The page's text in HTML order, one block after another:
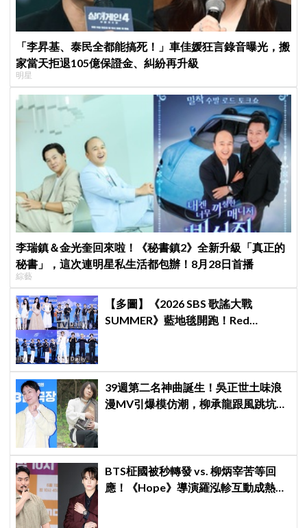
「李昇基、泰民全都能搞死！」車佳媛狂言錄音曝光，搬
家當天拒退105億保證金、糾紛再升級
明星
李瑞鎮＆金光奎回來啦！《秘書鎮2》全新升級「真正的
秘書」，這次連明星私生活都包辦！8月28日首播
綜藝
【多圖】《2026 SBS 歌謠大戰
SUMMER》藍地毯開跑！Red
39週第二名神曲誕生！吳正世土味浪
漫MV引爆模仿潮，柳承龍跟風跳坑：
BTS柾國被秒轉發 vs. 柳炳宰苦等回
應！《Hope》導演羅泓軫互動成熱門